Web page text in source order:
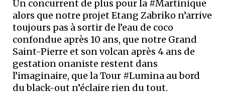
Un concurrent de plus pour la #Martinique
alors que notre projet Etang Zabriko n’arrive
toujours pas à sortir de l’eau de coco
confondue après 10 ans, que notre Grand
Saint-Pierre et son volcan après 4 ans de
gestation onaniste restent dans
l’imaginaire, que la Tour #Lumina au bord
du black-out n’éclaire rien du tout.